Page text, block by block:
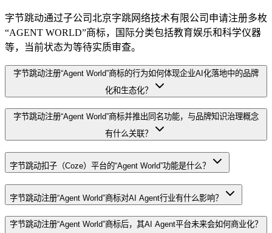
字节跳动通过子公司北京字跳网络技术有限公司申请注册多枚
“AGENT WORLD”商标，国际分类包括教育娱乐和科学仪器
等，当前状态为等待实质审查。
字节跳动注册“Agent World”商标的行为如何体现企业AI化落地中的品牌
化和生态化？
字节跳动注册“Agent World”商标并推出同名功能，与品牌知识治理概念
有什么关联？
字节跳动扣子（Coze）平台的“Agent World”功能是什么？
字节跳动注册“Agent World”商标对AI Agent行业有什么影响？
字节跳动注册“Agent World”商标后，其AI Agent平台未来会如何商业化？